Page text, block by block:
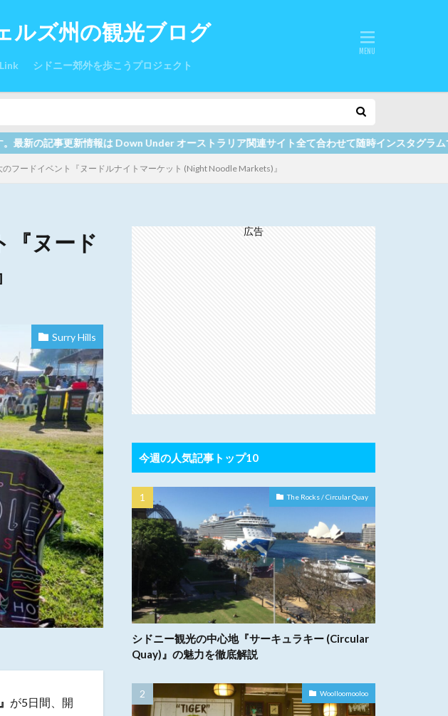
ルズ州の観光ブログ
Link シドニー郊外を歩こうプロジェクト
ーストラリア関連サイト全て合わせて随時インスタグラムでお知らせしていますので、ここを
フードイベント『ヌードルナイトマーケット (Night Noodle Markets)』
『ヌード
Surry Hills
』 が5日間、開
広告
今週の人気記事トップ10
The Rocks / Circular Quay
シドニー観光の中心地『サーキュラキー (Circular
Quay)』の魅力を徹底解説
Woolloomooloo